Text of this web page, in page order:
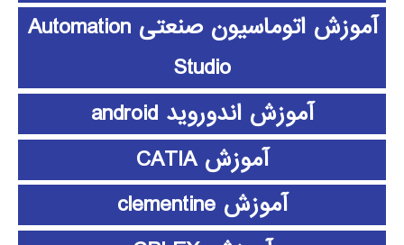
آموزش اتوماسیون صنعتی Automation
Studio
آموزش اندوروید android
آموزش CATIA
آموزش clementine